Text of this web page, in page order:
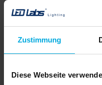
Zustimmung
Diese Webseite